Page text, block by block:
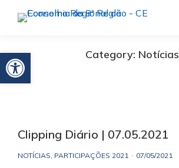
Barra de Ferramentas Aberta Category: Notícias
Clipping Diário | 07.05.2021
NOTÍCIAS, PARTICIPAÇÕES 2021 07/05/2021